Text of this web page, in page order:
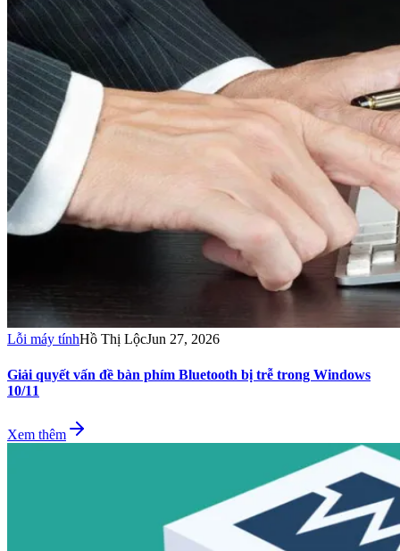
Lỗi máy tínhHồ Thị LộcJun 27, 2026
Giải quyết vấn đề bàn phím Bluetooth bị trễ trong Windows
10/11
Xem thêm